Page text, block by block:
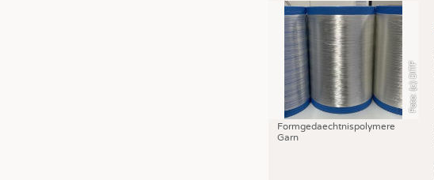
Foto: (c) DITF
Formgedaechtnispolymere
Garn